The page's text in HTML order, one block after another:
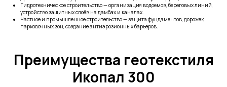
Гидротехническое строительство — организация водоемов, береговых линий,
устройство защитных слоёв на дамбах и каналах.
Частное и промышленное строительство — защита фундаментов, дорожек,
парковочных зон, создание антиэрозионных барьеров.
Преимущества геотекстиля
Икопал 300